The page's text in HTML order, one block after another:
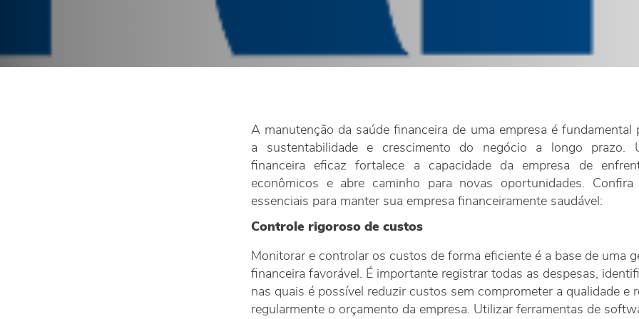
A manutenção da saúde financeira de uma empresa é fundamental
a sustentabilidade e crescimento do negócio a longo prazo.
financeira eficaz fortalece a capacidade da empresa de
econômicos e abre caminho para novas oportunidades.
essenciais para manter sua empresa financeiramente saudável:
Controle rigoroso de custos
Monitorar e controlar os custos de forma eficiente é a base de uma
financeira favorável. É importante registrar todas as despesas,
nas quais é possível reduzir custos sem comprometer a qualidade e
regularmente o orçamento da empresa. Utilizar ferramentas de